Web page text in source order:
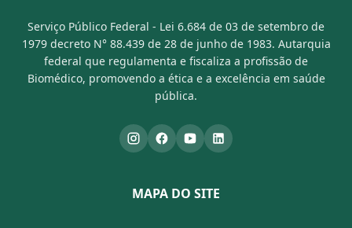
Serviço Público Federal - Lei 6.684 de 03 de setembro de
1979 decreto N° 88.439 de 28 de junho de 1983. Autarquia
federal que regulamenta e fiscaliza a profissão de
Biomédico, promovendo a ética e a excelência em saúde
pública.
MAPA DO SITE